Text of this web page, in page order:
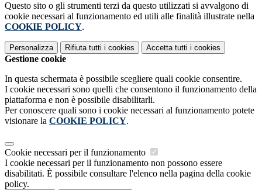
Questo sito o gli strumenti terzi da questo utilizzati si avvalgono di
cookie necessari al funzionamento ed utili alle finalità illustrate nella
COOKIE POLICY.
Personalizza Rifiuta tutti i cookies Accetta tutti i cookies
Gestione cookie
In questa schermata è possibile scegliere quali cookie consentire.
I cookie necessari sono quelli che consentono il funzionamento della
piattaforma e non è possibile disabilitarli.
Per conoscere quali sono i cookie necessari al funzionamento potete
visionare la COOKIE POLICY.
Cookie necessari per il funzionamento
I cookie necessari per il funzionamento non possono essere
disabilitati. È possibile consultare l'elenco nella pagina della cookie
policy.